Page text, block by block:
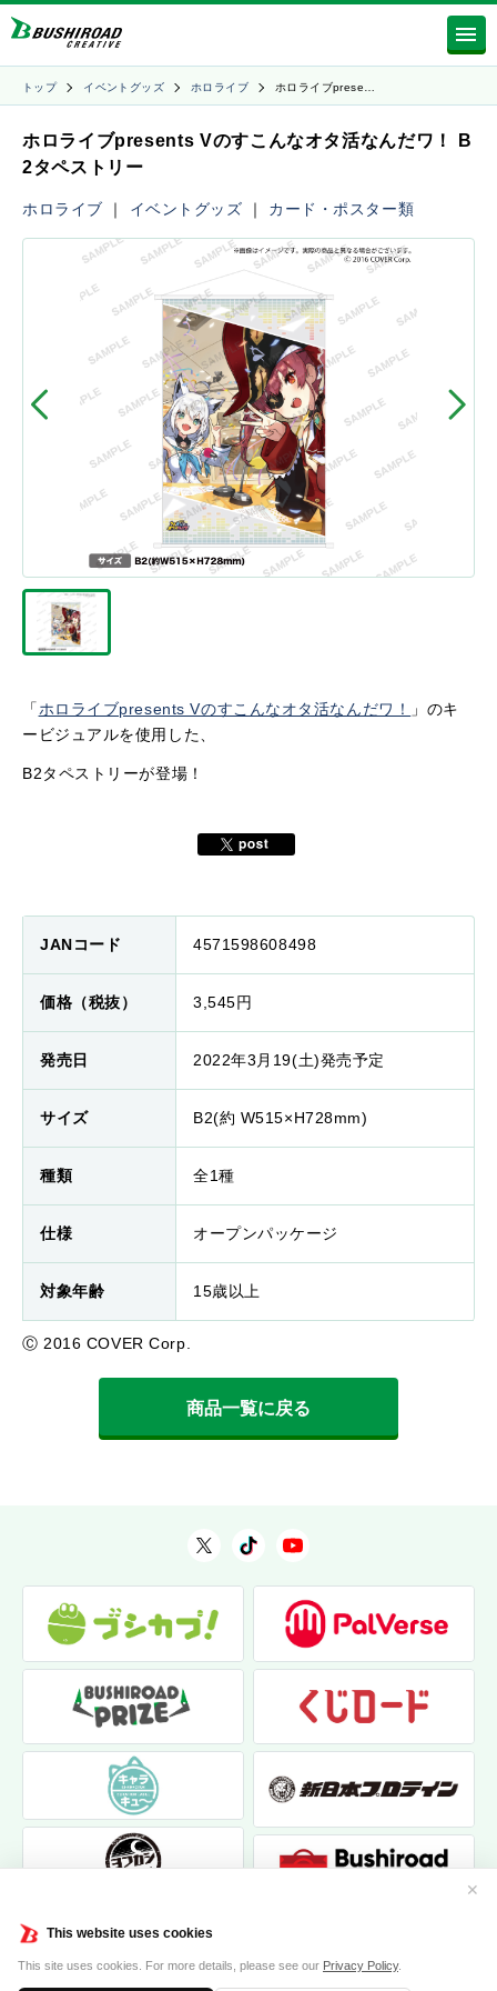
This website uses cookies
This site uses cookies. For more details, please see our Privacy Policy.
✕
トップ イベントグッズ ホロライブ ホロライブprese…
ホロライブpresents Vのすこんなオタ活なんだワ！ B
2タペストリー
ホロライブ ｜ イベントグッズ ｜ カード・ポスター類
「 ホロライブpresents Vのすこんなオタ活なんだワ！
」のキ
ービジュアルを使用した、
B2タペストリーが登場！
JANコード 4571598608498
価格（税抜） 3,545円
発売日 2022年3月19(土)発売予定
サイズ B2(約 W515×H728mm)
種類 全1種
仕様 オープンパッケージ
対象年齢 15歳以上
Ⓒ 2016 COVER Corp.
商品一覧に戻る